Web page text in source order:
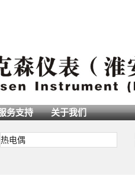
务支持 关于我们
热电偶